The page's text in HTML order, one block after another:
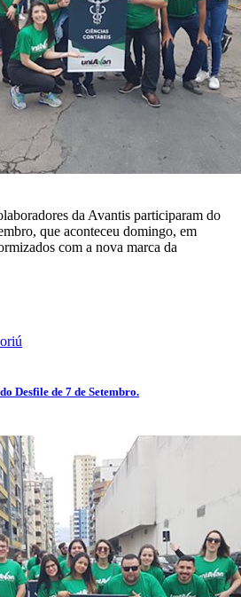
da Avantis participaram do
que aconteceu domingo, em
com a nova marca da
Desfile de 7 de Setembro.